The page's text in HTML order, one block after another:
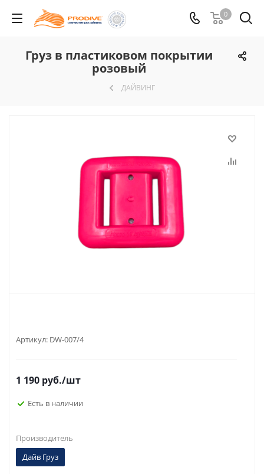
0
Груз в пластиковом покрытии
розовый
ДАЙВИНГ
Артикул: DW-007/4
1 190 руб./шт
Есть в наличии
Производитель
Дайв Груз